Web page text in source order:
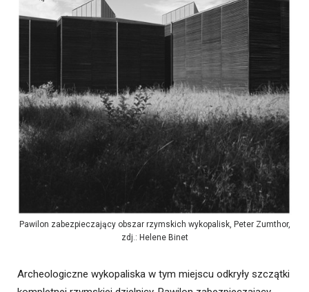
Pawilon zabezpieczający obszar rzymskich wykopalisk, Peter Zumthor,
zdj.: Helene Binet
Archeologiczne wykopaliska w tym miejscu odkryły szczątki